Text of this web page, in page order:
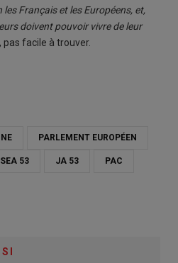
Français et les Européens, et,
doivent pouvoir vivre de leur
pas facile à trouver.
PARLEMENT EUROPÉEN
53 JA 53 PAC